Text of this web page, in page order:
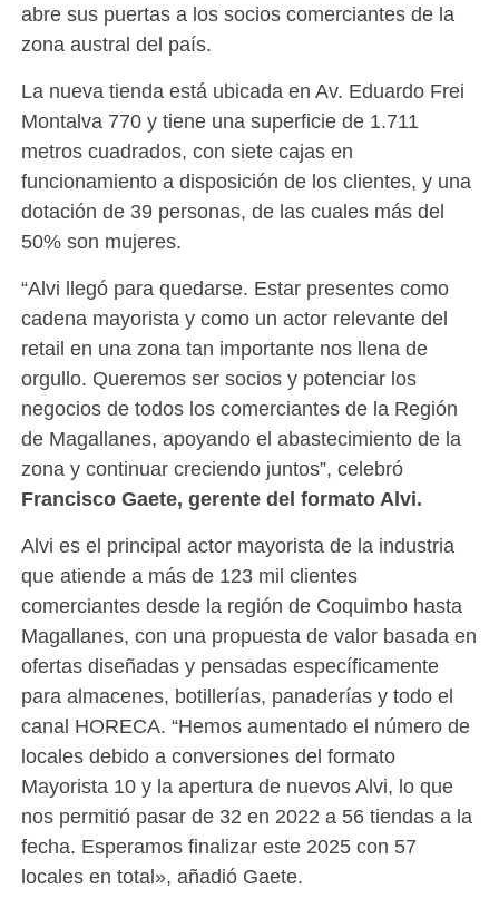
abre sus puertas a los socios comerciantes de la
zona austral del país.
La nueva tienda está ubicada en Av. Eduardo Frei
Montalva 770 y tiene una superficie de 1.711
metros cuadrados, con siete cajas en
funcionamiento a disposición de los clientes, y una
dotación de 39 personas, de las cuales más del
50% son mujeres.
“Alvi llegó para quedarse. Estar presentes como
cadena mayorista y como un actor relevante del
retail en una zona tan importante nos llena de
orgullo. Queremos ser socios y potenciar los
negocios de todos los comerciantes de la Región
de Magallanes, apoyando el abastecimiento de la
zona y continuar creciendo juntos”, celebró
Francisco Gaete, gerente del formato Alvi.
Alvi es el principal actor mayorista de la industria
que atiende a más de 123 mil clientes
comerciantes desde la región de Coquimbo hasta
Magallanes, con una propuesta de valor basada en
ofertas diseñadas y pensadas específicamente
para almacenes, botillerías, panaderías y todo el
canal HORECA. “Hemos aumentado el número de
locales debido a conversiones del formato
Mayorista 10 y la apertura de nuevos Alvi, lo que
nos permitió pasar de 32 en 2022 a 56 tiendas a la
fecha. Esperamos finalizar este 2025 con 57
locales en total», añadió Gaete.